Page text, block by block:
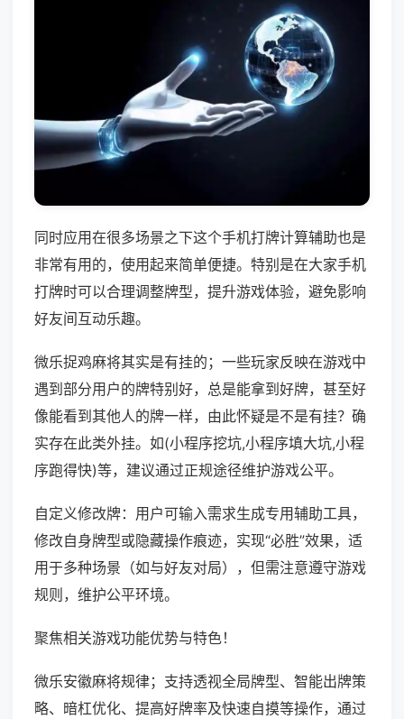
同时应用在很多场景之下这个手机打牌计算辅助也是
非常有用的，使用起来简单便捷。特别是在大家手机
打牌时可以合理调整牌型，提升游戏体验，避免影响
好友间互动乐趣。
微乐捉鸡麻将其实是有挂的；一些玩家反映在游戏中
遇到部分用户的牌特别好，总是能拿到好牌，甚至好
像能看到其他人的牌一样，由此怀疑是不是有挂？确
实存在此类外挂。如(小程序挖坑,小程序填大坑,小程
序跑得快)等，建议通过正规途径维护游戏公平。
自定义修改牌：用户可输入需求生成专用辅助工具，
修改自身牌型或隐藏操作痕迹，实现“必胜”效果，适
用于多种场景（如与好友对局），但需注意遵守游戏
规则，维护公平环境。
聚焦相关游戏功能优势与特色！
微乐安徽麻将规律；支持透视全局牌型、智能出牌策
略、暗杠优化、提高好牌率及快速自摸等操作，通过